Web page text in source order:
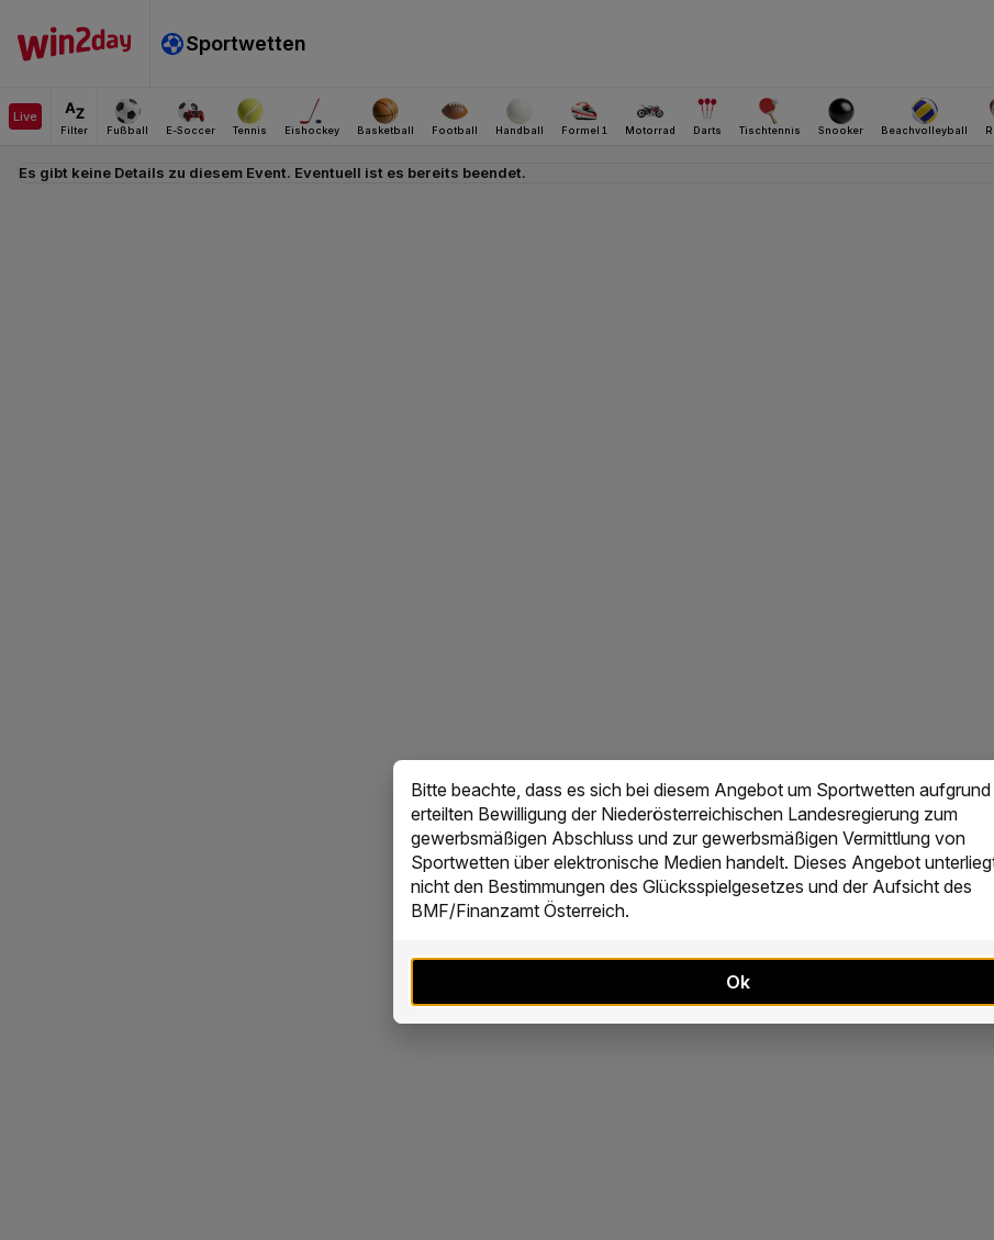
Bitte beachte, dass es sich bei diesem Angebot um Sportwetten aufgrund
erteilten Bewilligung der Niederösterreichischen Landesregierung zum
gewerbsmäßigen Abschluss und zur gewerbsmäßigen Vermittlung von
Sportwetten über elektronische Medien handelt. Dieses Angebot
nicht den Bestimmungen des Glücksspielgesetzes und der Aufsicht des
BMF/Finanzamt Österreich.
Ok
Es gibt keine Details zu diesem Event. Eventuell ist es bereits beendet.